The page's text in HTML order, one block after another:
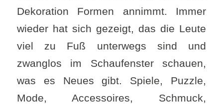
Dekoration Formen annimmt. Immer
wieder hat sich gezeigt, das die Leute
viel zu Fuß unterwegs sind und
zwanglos im Schaufenster schauen,
was es Neues gibt. Spiele, Puzzle,
Mode, Accessoires, Schmuck,